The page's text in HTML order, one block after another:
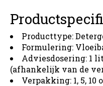
Producttype:
Formulering:
Adviesdosering: 1
(afhankelijk van de
Verpakking: 1, 5, 10